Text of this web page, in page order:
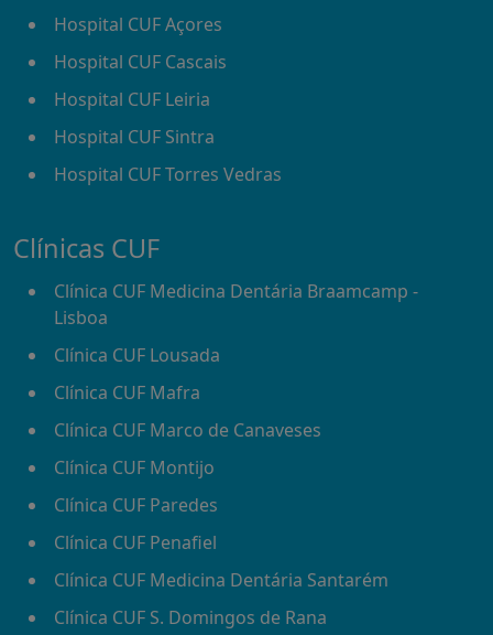
Hospital CUF Açores
Hospital CUF Cascais
Hospital CUF Leiria
Hospital CUF Sintra
Hospital CUF Torres Vedras
Clínicas CUF
Clínica CUF Medicina Dentária Braamcamp -
Lisboa
Clínica CUF Lousada
Clínica CUF Mafra
Clínica CUF Marco de Canaveses
Clínica CUF Montijo
Clínica CUF Paredes
Clínica CUF Penafiel
Clínica CUF Medicina Dentária Santarém
Clínica CUF S. Domingos de Rana